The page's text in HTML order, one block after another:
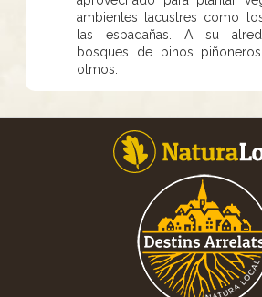
ambientes lacustres como
las espadañas. A su
bosques de pinos
olmos.